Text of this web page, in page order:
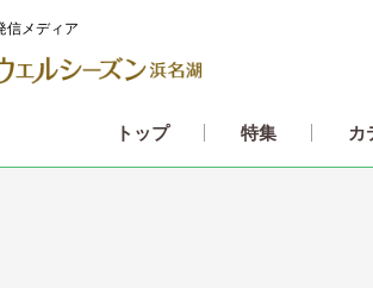
信メディア
トップ 特集 カ